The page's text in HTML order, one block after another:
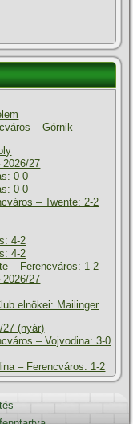
– Górnik
27
0-0
0-0
– Twente: 2-2
4-2
4-2
– Ferencváros: 1-2
27
elnökei: Mailinger
(nyár)
– Vojvodina: 3-0
– Ferencváros: 1-2